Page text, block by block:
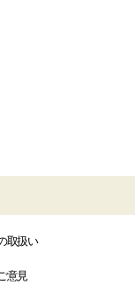
取扱い
意見